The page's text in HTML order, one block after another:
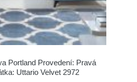
Portland Provedení: Pravá
Uttario Velvet 2972